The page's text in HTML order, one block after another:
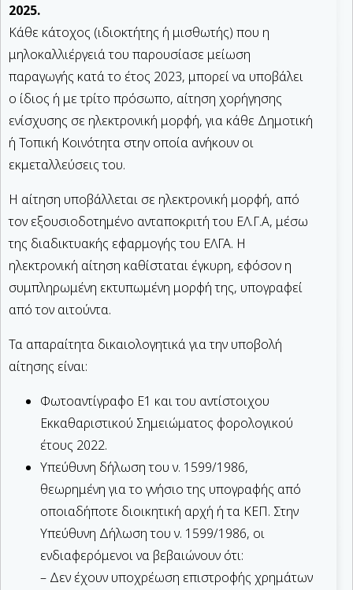
2025.
Κάθε κάτοχος (ιδιοκτήτης ή μισθωτής) που η
μηλοκαλλιέργειά του παρουσίασε μείωση
παραγωγής κατά το έτος 2023, μπορεί να υποβάλει
ο ίδιος ή με τρίτο πρόσωπο, αίτηση χορήγησης
ενίσχυσης σε ηλεκτρονική μορφή, για κάθε Δημοτική
ή Τοπική Κοινότητα στην οποία ανήκουν οι
εκμεταλλεύσεις του.
Η αίτηση υποβάλλεται σε ηλεκτρονική μορφή, από
τον εξουσιοδοτημένο ανταποκριτή του ΕΛ.Γ.Α, μέσω
της διαδικτυακής εφαρμογής του ΕΛΓΑ. Η
ηλεκτρονική αίτηση καθίσταται έγκυρη, εφόσον η
συμπληρωμένη εκτυπωμένη μορφή της, υπογραφεί
από τον αιτούντα.
Τα απαραίτητα δικαιολογητικά για την υποβολή
αίτησης είναι:
Φωτοαντίγραφο Ε1 και του αντίστοιχου
Εκκαθαριστικού Σημειώματος φορολογικού
έτους 2022.
Υπεύθυνη δήλωση του ν. 1599/1986,
θεωρημένη για το γνήσιο της υπογραφής από
οποιαδήποτε διοικητική αρχή ή τα ΚΕΠ. Στην
Υπεύθυνη Δήλωση του ν. 1599/1986, οι
ενδιαφερόμενοι να βεβαιώνουν ότι:
– Δεν έχουν υποχρέωση επιστροφής χρημάτων